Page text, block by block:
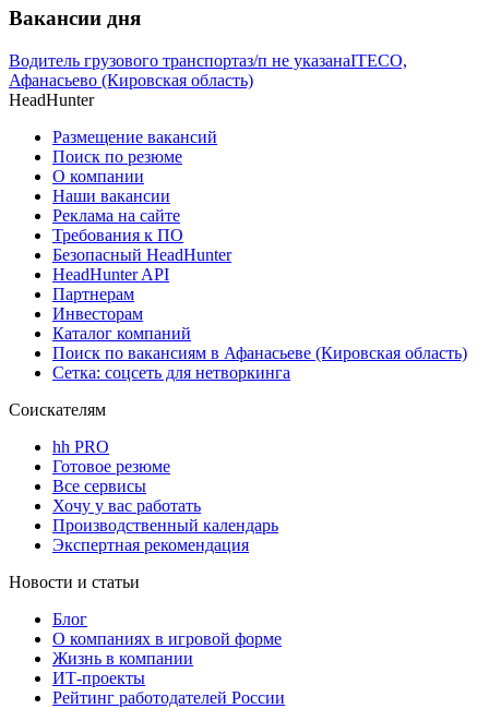
Вакансии дня
Водитель грузового транспортаз/п не указанаITECO,
Афанасьево (Кировская область)
HeadHunter
Размещение вакансий
Поиск по резюме
О компании
Наши вакансии
Реклама на сайте
Требования к ПО
Безопасный HeadHunter
HeadHunter API
Партнерам
Инвесторам
Каталог компаний
Поиск по вакансиям в Афанасьеве (Кировская область)
Сетка: соцсеть для нетворкинга
Соискателям
hh PRO
Готовое резюме
Все сервисы
Хочу у вас работать
Производственный календарь
Экспертная рекомендация
Новости и статьи
Блог
О компаниях в игровой форме
Жизнь в компании
ИТ-проекты
Рейтинг работодателей России